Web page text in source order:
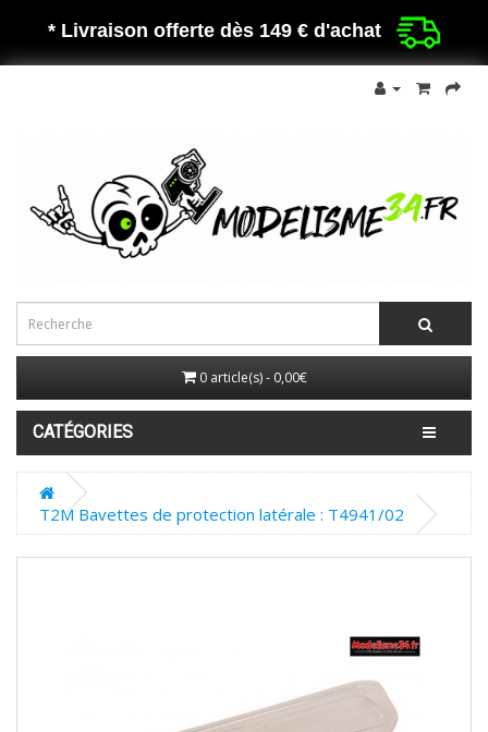
* Livraison offerte dès 149 € d'achat
0 article(s) - 0,00€
CATÉGORIES
T2M Bavettes de protection latérale : T4941/02